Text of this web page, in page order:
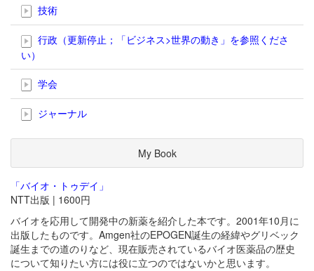
技術
行政（更新停止；「ビジネス>世界の動き」を参照くださ
い）
学会
ジャーナル
My Book
「バイオ・トゥデイ」
NTT出版 | 1600円
バイオを応用して開発中の新薬を紹介した本です。2001年10月に
出版したものです。Amgen社のEPOGEN誕生の経緯やグリベック
誕生までの道のりなど、現在販売されているバイオ医薬品の歴史
について知りたい方には役に立つのではないかと思います。